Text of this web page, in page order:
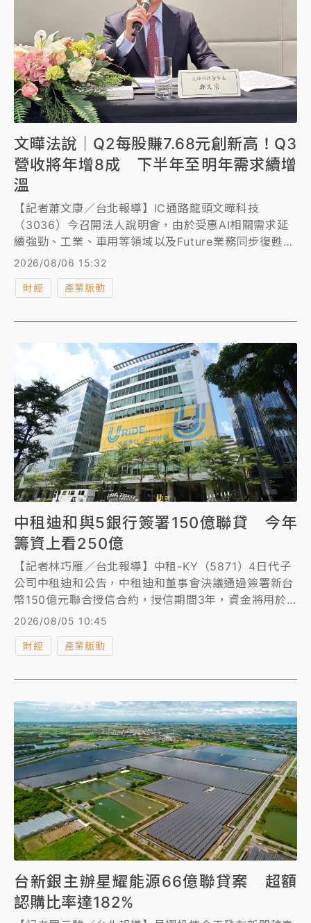
文曄法說｜Q2每股賺7.68元創新高！Q3
營收將年增8成 下半年至明年需求續增
溫
【記者蕭文康／台北報導】IC通路龍頭文曄科技
（3036）今召開法人說明會，由於受惠AI相關需求延
續強勁、工業、車用等領域以及Future業務同步復甦，
第2季營收與獲利再創新高，淨利97.1億元，季增
寫單季獲利新高，每股純益7.68元，季增約44%，年增
併營收預估中位數約5920億元，年增約80%、合併稅
後淨利預估中位數約101.7億元，年增約167%，每股純
益預估中位數約8.03元，年增約136%。
2026/08/06 15:32
財經 產業脈動
中租迪和與5銀行簽署150億聯貸 今年
籌資上看250億
【記者林巧雁／台北報導】中租-KY（5871）4日代子
公司中租迪和公告，中租迪和董事會決議通過簽署新台
幣150億元聯合授信合約，授信期間3年，資金將用於
中期營運資金及改善財務結構，因應未來營運成長所
需。若加上年初通過發債上限百億計畫，今年籌資金額
上看250億。
2026/08/05 10:45
財經 產業脈動
台新銀主辦星耀能源66億聯貸案 超額
認購比率達182%